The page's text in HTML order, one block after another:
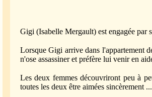
Gigi (Isabelle Mergault) est engagée par
Lorsque Gigi arrive dans l'appartement
n'ose assassiner et préfère lui venir en
Les deux femmes découvriront peu à
toutes les deux être aimées sincèrement ...